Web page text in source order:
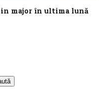
major în ultima lună